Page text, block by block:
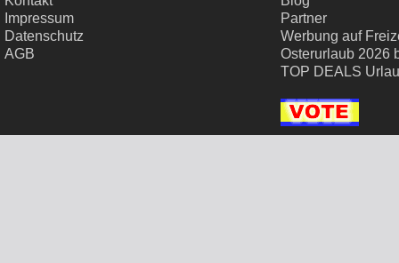
Impressum
Datenschutz
AGB
Partner
Werbung auf
Osterurlaub 2026
TOP DEALS